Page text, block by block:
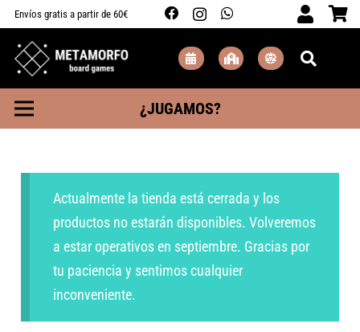
Envíos gratis a partir de 60€
¿JUGAMOS?
Actualmente la tienda está cerrada y los
productos no estarán disponibles. Volveremos
a estar operativos en septiembre. Gracias por
tu paciencia y sentimos cualquier
inconveniente.